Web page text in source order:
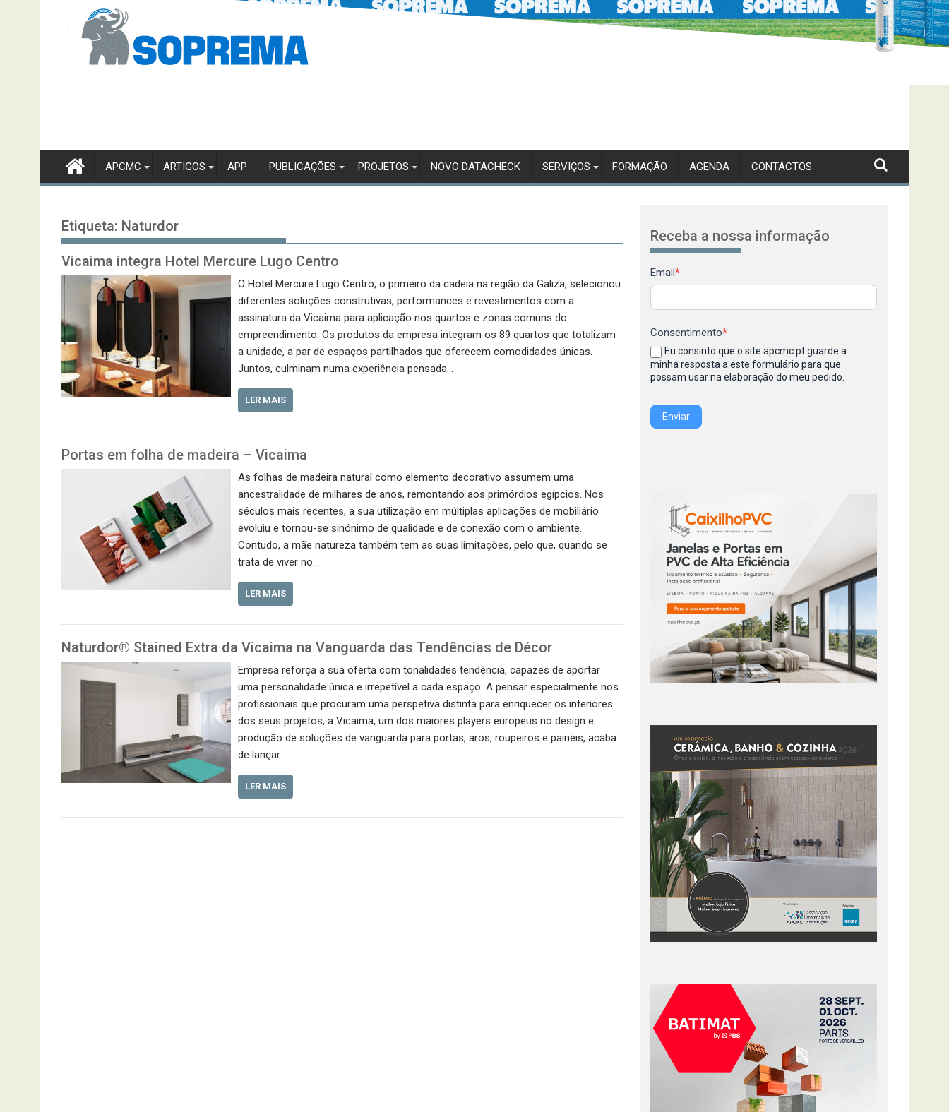
APCMC ARTIGOS APP PUBLICAÇÕES PROJETOS NOVO DATACHECK SERVIÇOS FORMAÇÃO AGENDA CONTACTOS
Etiqueta: Naturdor
Vicaima integra Hotel Mercure Lugo Centro
O Hotel Mercure Lugo Centro, o primeiro da cadeia na região da Galiza, selecionou
diferentes soluções construtivas, performances e revestimentos com a
assinatura da Vicaima para aplicação nos quartos e zonas comuns do
empreendimento. Os produtos da empresa integram os 89 quartos que totalizam
a unidade, a par de espaços partilhados que oferecem comodidades únicas.
Juntos, culminam numa experiência pensada…
LER MAIS
Portas em folha de madeira – Vicaima
As folhas de madeira natural como elemento decorativo assumem uma
ancestralidade de milhares de anos, remontando aos primórdios egípcios. Nos
séculos mais recentes, a sua utilização em múltiplas aplicações de mobiliário
evoluiu e tornou-se sinónimo de qualidade e de conexão com o ambiente.
Contudo, a mãe natureza também tem as suas limitações, pelo que, quando se
trata de viver no…
LER MAIS
Naturdor® Stained Extra da Vicaima na Vanguarda das Tendências de Décor
Empresa reforça a sua oferta com tonalidades tendência, capazes de aportar
uma personalidade única e irrepetível a cada espaço. A pensar especialmente nos
profissionais que procuram uma perspetiva distinta para enriquecer os interiores
dos seus projetos, a Vicaima, um dos maiores players europeus no design e
produção de soluções de vanguarda para portas, aros, roupeiros e painéis, acaba
de lançar…
LER MAIS
Receba a nossa informação
Newsletter
Email *
Consentimento*
Eu consinto que o site apcmc.pt guarde a
minha resposta a este formulário para que
possam usar na elaboração do meu pedido.
Enviar